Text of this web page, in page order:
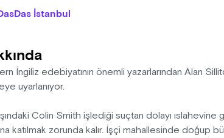
İstanbul
İngiliz edebiyatının önemli yazarlarından Alan
uyarlanıyor.
Colin Smith işlediği suçtan dolayı
katılmak zorunda kalır. İşçi mahallesinde doğup